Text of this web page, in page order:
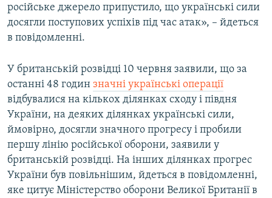
російське джерело припустило, що українські сили
досягли поступових успіхів під час атак», – йдеться
в повідомленні.
У британській розвідці 10 червня заявили, що за
останні 48 годин значні українські операції
відбувалися на кількох ділянках сходу і півдня
України, на деяких ділянках українські сили,
ймовірно, досягли значного прогресу і пробили
першу лінію російської оборони, заявили у
британській розвідці. На інших ділянках прогрес
України був повільнішим, йдеться в повідомленні,
яке цитує Міністерство оборони Великої Британії в